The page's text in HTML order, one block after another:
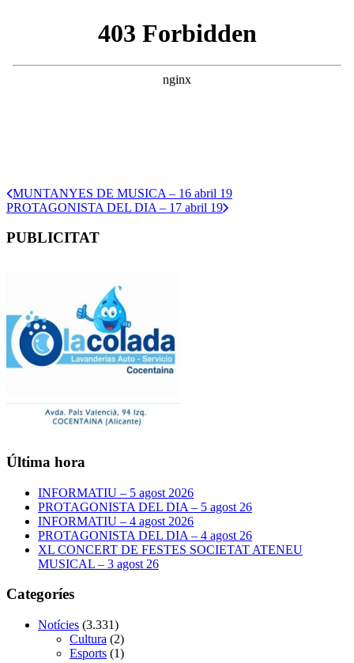
MUNTANYES DE MUSICA – 16 abril 19
PROTAGONISTA DEL DIA – 17 abril 19
PUBLICITAT
Última hora
INFORMATIU – 5 agost 2026
PROTAGONISTA DEL DIA – 5 agost 26
INFORMATIU – 4 agost 2026
PROTAGONISTA DEL DIA – 4 agost 26
XL CONCERT DE FESTES SOCIETAT ATENEU
MUSICAL – 3 agost 26
Categoríes
Notícies (3.331)
Cultura (2)
Esports (1)